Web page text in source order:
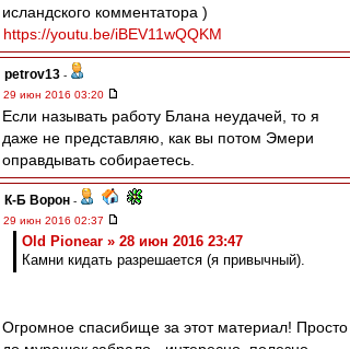
исландского комментатора )
https://youtu.be/iBEV11wQQKM
petrov13 -
29 июн 2016 03:20
Если называть работу Блана неудачей, то я
даже не представляю, как вы потом Эмери
оправдывать собираетесь.
К-Б Ворон -
29 июн 2016 02:37
Old Pionear » 28 июн 2016 23:47
Камни кидать разрешается (я привычный).
Огромное спасибище за этот материал! Просто